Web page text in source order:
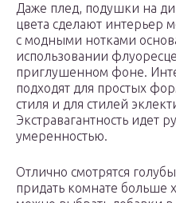
Даже плед, подушки на
цвета сделают интерьер
с модными нотками
использовании
приглушенном фоне.
подходят для простых
стиля и для стилей
Экстравагантность идет
умеренностью.
Отлично смотрятся
придать комнате больше